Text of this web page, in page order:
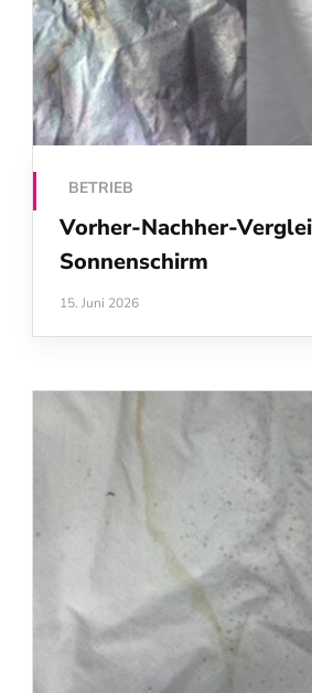
BETRIEB
Vorher-Nachher-
Sonnenschirm
15. Juni 2026